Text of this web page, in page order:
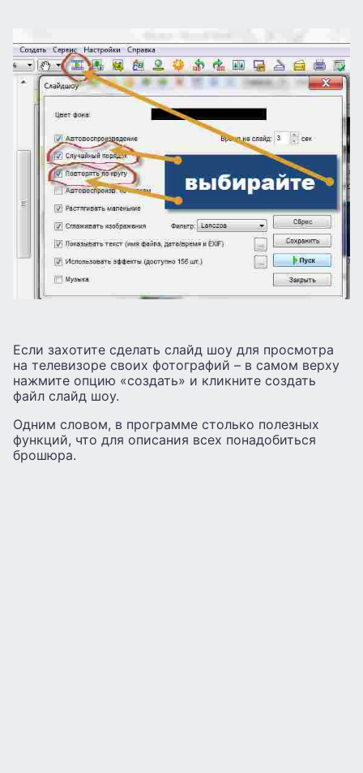
Если захотите сделать слайд шоу для просмотра
на телевизоре своих фотографий – в самом верху
нажмите опцию «создать» и кликните создать
файл слайд шоу.
Одним словом, в программе столько полезных
функций, что для описания всех понадобиться
брошюра.